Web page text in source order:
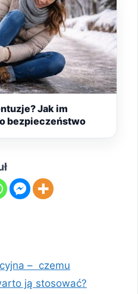
Jak im
bezpieczeństwo
– czemu
ją stosować?